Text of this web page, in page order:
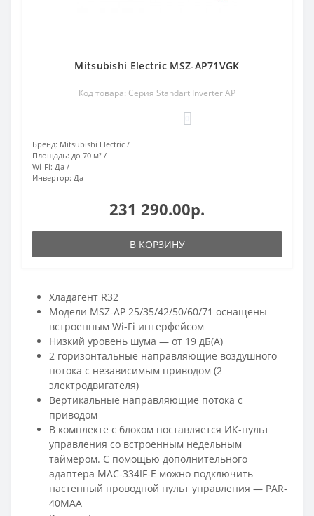
Mitsubishi Electric MSZ-AP71VGK
Код товара: Серия Standart Inverter AP
Бренд: Mitsubishi Electric
Площадь: до 70 м²
Wi-Fi: Да
Инвертор: Да
231 290.00р.
В КОРЗИНУ
Хладагент R32
Модели MSZ-AP 25/35/42/50/60/71 оснащены
встроенным Wi-Fi интерфейсом
Низкий уровень шума — от 19 дБ(А)
2 горизонтальные направляющие воздушного
потока с независимым приводом (2
электродвигателя)
Вертикальные направляющие потока с
приводом
В комплекте с блоком поставляется ИК-пульт
управления со встроенным недельным
таймером. С помощью дополнительного
адаптера MAC-334IF-E можно подключить
настенный проводной пульт управления — PAR-
40MAA